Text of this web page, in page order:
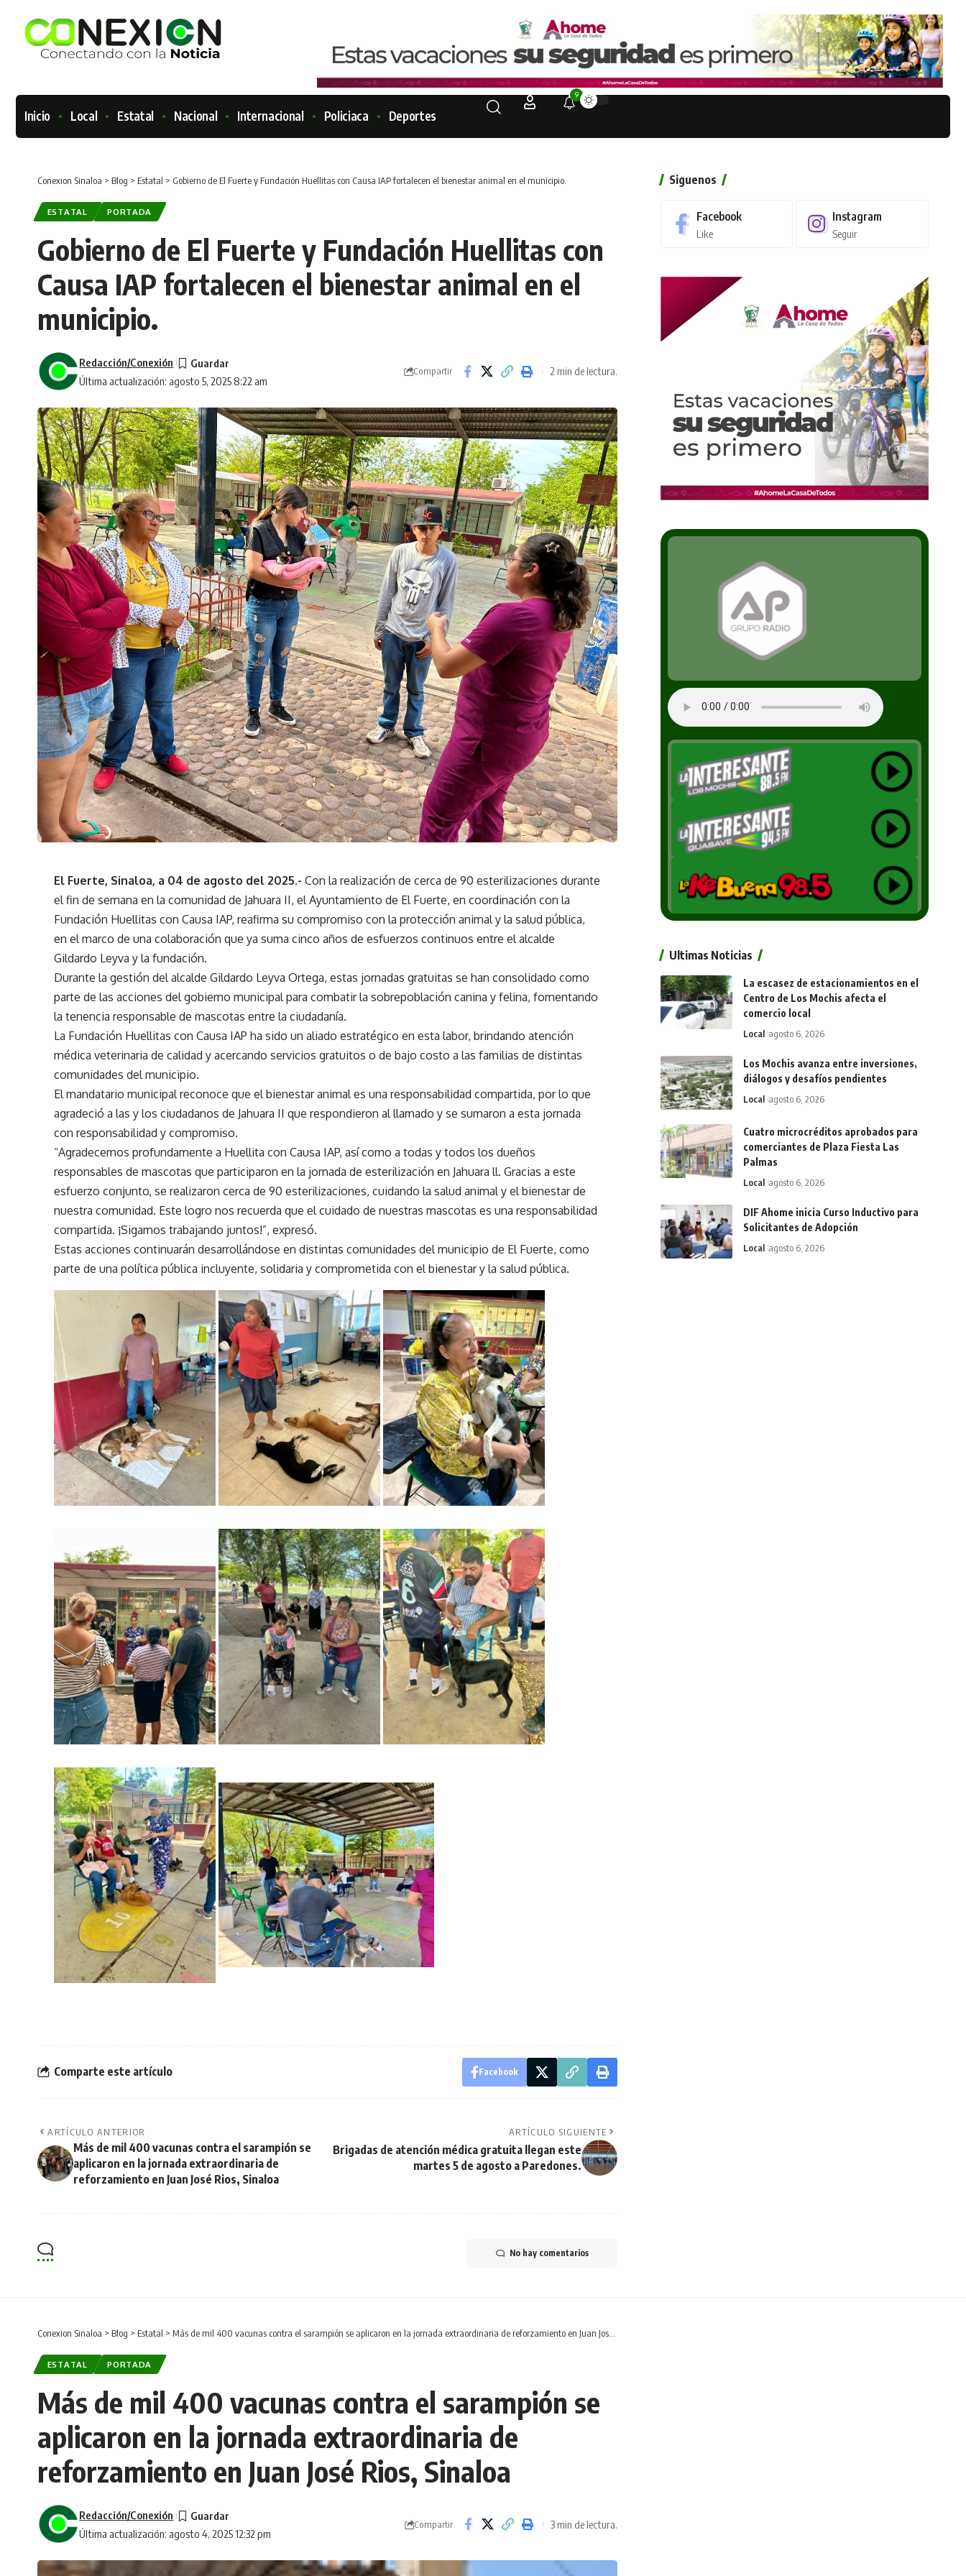
Inicio Local Estatal Nacional Internacional Policiaca Deportes
9
Conexion Sinaloa > Blog > Estatal > Gobierno de El Fuerte y Fundación Huellitas con Causa IAP fortalecen el bienestar animal en el municipio.
ESTATAL PORTADA
Gobierno de El Fuerte y Fundación Huellitas con
Causa IAP fortalecen el bienestar animal en el
municipio.
Última actualización: agosto 5, 2025 8:22 am
Redacción/Conexión
Compartir 2 min de lectura.
El Fuerte, Sinaloa, a 04 de agosto del 2025.- Con la realización de cerca de 90 esterilizaciones durante
el fin de semana en la comunidad de Jahuara II, el Ayuntamiento de El Fuerte, en coordinación con la
Fundación Huellitas con Causa IAP, reafirma su compromiso con la protección animal y la salud pública,
en el marco de una colaboración que ya suma cinco años de esfuerzos continuos entre el alcalde
Gildardo Leyva y la fundación.
Durante la gestión del alcalde Gildardo Leyva Ortega, estas jornadas gratuitas se han consolidado como
parte de las acciones del gobierno municipal para combatir la sobrepoblación canina y felina, fomentando
la tenencia responsable de mascotas entre la ciudadanía.
La Fundación Huellitas con Causa IAP ha sido un aliado estratégico en esta labor, brindando atención
médica veterinaria de calidad y acercando servicios gratuitos o de bajo costo a las familias de distintas
comunidades del municipio.
El mandatario municipal reconoce que el bienestar animal es una responsabilidad compartida, por lo que
agradeció a las y los ciudadanos de Jahuara II que respondieron al llamado y se sumaron a esta jornada
con responsabilidad y compromiso.
“Agradecemos profundamente a Huellita con Causa IAP, así como a todas y todos los dueños
responsables de mascotas que participaron en la jornada de esterilización en Jahuara ll. Gracias a este
esfuerzo conjunto, se realizaron cerca de 90 esterilizaciones, cuidando la salud animal y el bienestar de
nuestra comunidad. Este logro nos recuerda que el cuidado de nuestras mascotas es una responsabilidad
compartida. ¡Sigamos trabajando juntos!”, expresó.
Estas acciones continuarán desarrollándose en distintas comunidades del municipio de El Fuerte, como
parte de una política pública incluyente, solidaria y comprometida con el bienestar y la salud pública.
Comparte este artículo Facebook
ARTÍCULO ANTERIOR
Más de mil 400 vacunas contra el sarampión se
aplicaron en la jornada extraordinaria de
reforzamiento en Juan José Rios, Sinaloa
ARTÍCULO SIGUIENTE
Brigadas de atención médica gratuita llegan este
martes 5 de agosto a Paredones.
No hay comentarios
Siguenos
Facebook
Like
Instagram
Seguir
Ultimas Noticias
La escasez de estacionamientos en el
Centro de Los Mochis afecta el
comercio local
Local agosto 6, 2026
Los Mochis avanza entre inversiones,
diálogos y desafíos pendientes
Local agosto 6, 2026
Cuatro microcréditos aprobados para
comerciantes de Plaza Fiesta Las
Palmas
Local agosto 6, 2026
DIF Ahome inicia Curso Inductivo para
Solicitantes de Adopción
Local agosto 6, 2026
Conexion Sinaloa > Blog > Estatal > Más de mil 400 vacunas contra el sarampión se aplicaron en la jornada extraordinaria de reforzamiento en Juan José Rios, Sinaloa
ESTATAL PORTADA
Más de mil 400 vacunas contra el sarampión se
aplicaron en la jornada extraordinaria de
reforzamiento en Juan José Rios, Sinaloa
Última actualización: agosto 4, 2025 12:32 pm
Redacción/Conexión
Compartir 3 min de lectura.